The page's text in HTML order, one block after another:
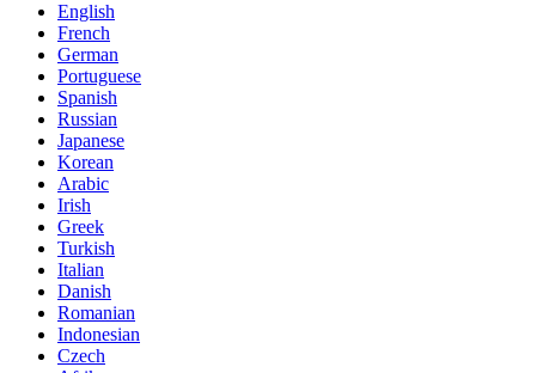
English
French
German
Portuguese
Spanish
Russian
Japanese
Korean
Arabic
Irish
Greek
Turkish
Italian
Danish
Romanian
Indonesian
Czech